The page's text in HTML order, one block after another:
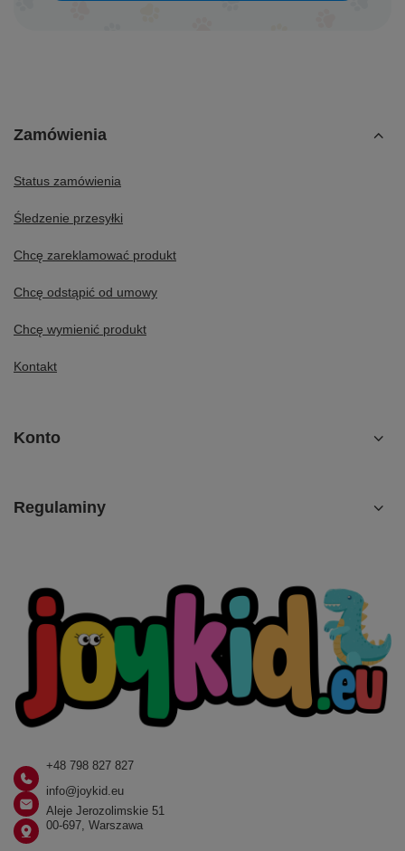
Zamówienia
Status zamówienia
Śledzenie przesyłki
Chcę zareklamować produkt
Chcę odstąpić od umowy
Chcę wymienić produkt
Kontakt
Konto
Regulaminy
+48 798 827 827
info@joykid.eu
Aleje Jerozolimskie 51
00-697, Warszawa